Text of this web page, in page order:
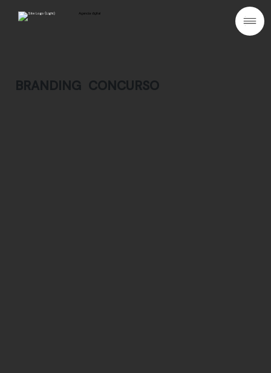
Agencia digital
BRANDING CONCURSO